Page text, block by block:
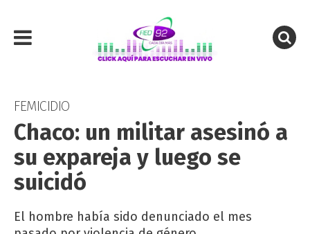
FEMICIDIO
Chaco: un militar asesinó a
su expareja y luego se
suicidó
El hombre había sido denunciado el mes